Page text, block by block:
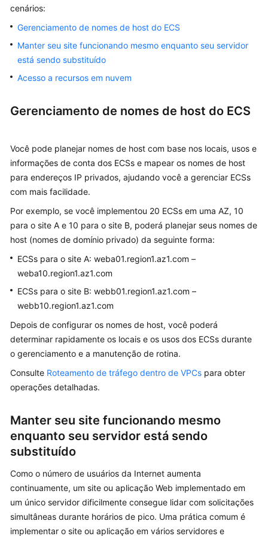
Integração
com
outros
serviços
Conceitos
produto
passos
Guia
de
Referência
de
API
frequentes
No
momento,
não
está
no
idioma
selecionado.
versão
em
inglês.
cenários:
Gerenciamento de nomes de host do ECS
Manter seu site funcionando mesmo enquanto seu servidor
está sendo substituído
Acesso a recursos em nuvem
Gerenciamento de nomes de host do ECS
Você pode planejar nomes de host com base nos locais, usos e
informações de conta dos ECSs e mapear os nomes de host
para endereços IP privados, ajudando você a gerenciar ECSs
com mais facilidade.
Por exemplo, se você implementou 20 ECSs em uma AZ, 10
para o site A e 10 para o site B, poderá planejar seus nomes de
host (nomes de domínio privado) da seguinte forma:
ECSs para o site A: weba01.region1.az1.com –
weba10.region1.az1.com
ECSs para o site B: webb01.region1.az1.com –
webb10.region1.az1.com
Depois de configurar os nomes de host, você poderá
determinar rapidamente os locais e os usos dos ECSs durante
o gerenciamento e a manutenção de rotina.
Consulte Roteamento de tráfego dentro de VPCs para obter
operações detalhadas.
Manter seu site funcionando mesmo
enquanto seu servidor está sendo
substituído
Como o número de usuários da Internet aumenta
continuamente, um site ou aplicação Web implementado em
um único servidor dificilmente consegue lidar com solicitações
simultâneas durante horários de pico. Uma prática comum é
implementar o site ou aplicação em vários servidores e